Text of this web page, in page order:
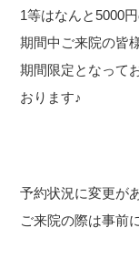
1等はなんと5000
期間中ご来院の皆
期間限定となって
おります♪
予約状況に変更が
ご来院の際は事前